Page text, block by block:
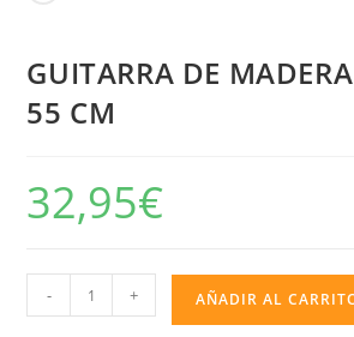
GUITARRA DE
55 CM
32,95€
GUITARRA
DE
- + AÑADIR AL